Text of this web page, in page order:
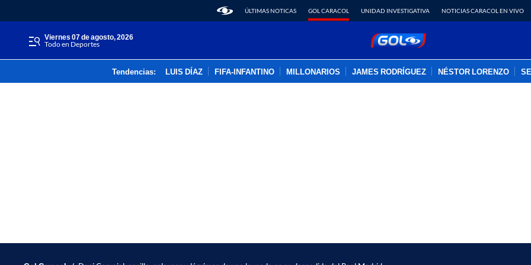
ÚLTIMAS NOTICAS GOL CARACOL UNIDAD INVESTIGATIVA NOTICIAS CARACOL EN VIVO
viernes 07 de agosto, 2026
Todo en Deportes
Tendencias: LUIS DÍAZ FIFA-INFANTINO MILLONARIOS JAMES RODRÍGUEZ NÉSTOR LORENZO